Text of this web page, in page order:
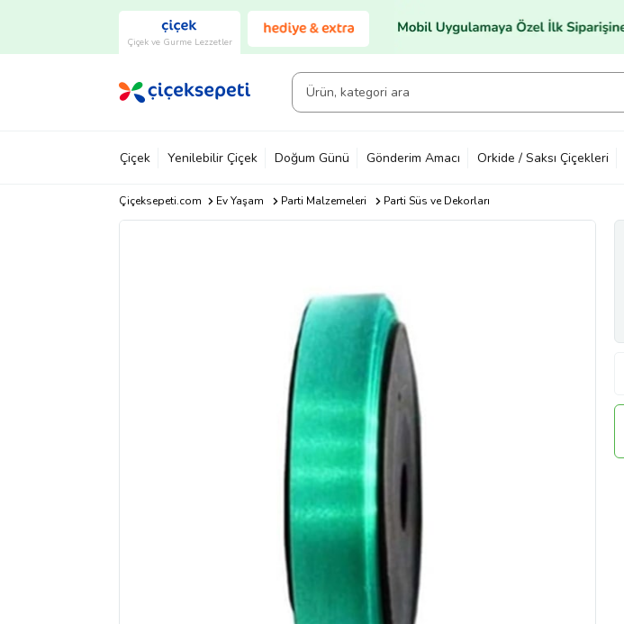
Çiçek ve Gurme Lezzetler
Çiçek Yenilebilir Çiçek Doğum Günü Gönderim Amacı Orkide / Saksı Çiçekleri
Çiçeksepeti.com Ev Yaşam Parti Malzemeleri Parti Süs ve Dekorları